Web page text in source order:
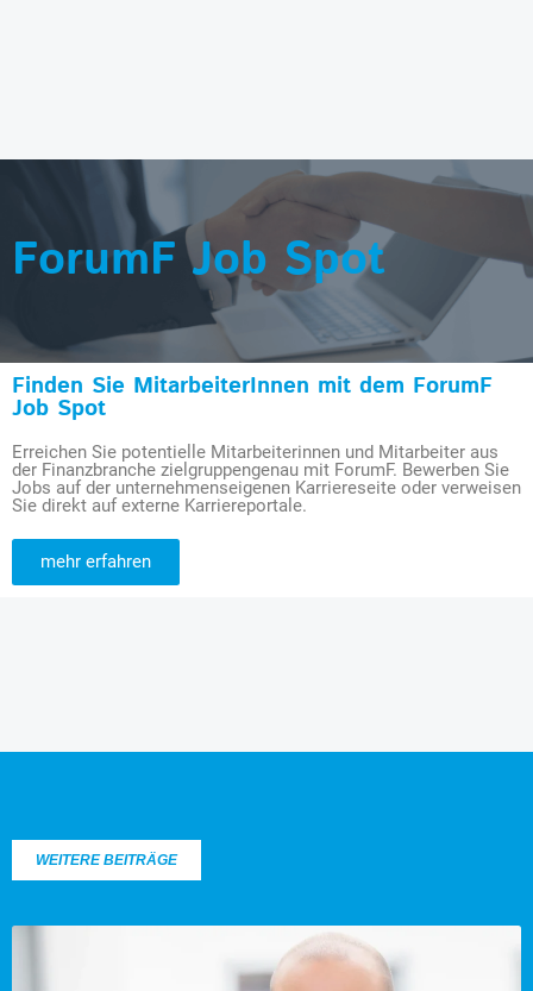
ForumF Job Spot
Finden Sie MitarbeiterInnen mit dem ForumF
Job Spot
Erreichen Sie potentielle Mitarbeiterinnen und Mitarbeiter aus
der Finanzbranche zielgruppengenau mit ForumF. Bewerben Sie
Jobs auf der unternehmenseigenen Karriereseite oder verweisen
Sie direkt auf externe Karriereportale.
mehr erfahren
WEITERE BEITRÄGE